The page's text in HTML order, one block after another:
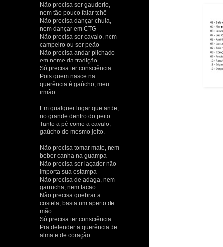
Não precisa ser gauderio,
nem tão pouco falar tchê
Não precisa dançar chula,
nem dançar em CTG
Não precisa ser cavalo, nem
campeiro ou ser peão
Não precisa andar pilchado
em nome da tradição
Só precisa ter consciência
Pois quem nasce na
querência é gaúcho, meu
irmão.
Em qualquer lugar que ande,
rio grande dentro do peito
Tanto a pé como a cavalo,
gaúcho do mesmo jeito.
Não precisa tomar mate, nem
beber canha na guampa
Não precisa ser laçador não
importa sua estampa
Não precisa de adaga, nem
garrucha, nem facão
Não precisa quebrar a
costela, basta um aperto de
mão
Só precisa ter consciência
Pra defender a querência de
alma e de coração.